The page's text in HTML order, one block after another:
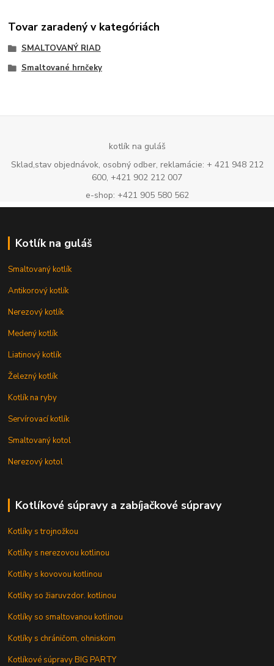
Tovar zaradený v kategóriách
SMALTOVANÝ RIAD
Smaltované hrnčeky
kotlík na guláš
Sklad,stav objednávok, osobný odber, reklamácie: + 421 948 212
600, +421 902 212 007
e-shop: +421 905 580 562
Kotlík na guláš
Smaltovaný kotlík
Antikorový kotlík
Nerezový kotlík
Medený kotlík
Liatinový kotlík
Železný kotlík
Kotlík na ryby
Servírovací kotlík
Smaltovaný kotol
Nerezový kotol
Kotlíkové súpravy a zabíjačkové súpravy
Kotlíky s trojnožkou
Kotlíky s nerezovou kotlinou
Kotlíky s kovovou kotlinou
Kotlíky so žiaruvzdor. kotlinou
Kotlíky so smaltovanou kotlinou
Kotlíky s chráničom, ohniskom
Kotlíkové súpravy BIG PARTY